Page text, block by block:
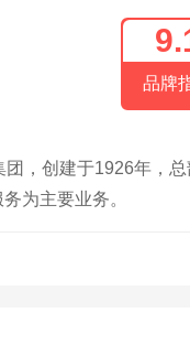
品牌
，创建于1926年，总
为主要业务。